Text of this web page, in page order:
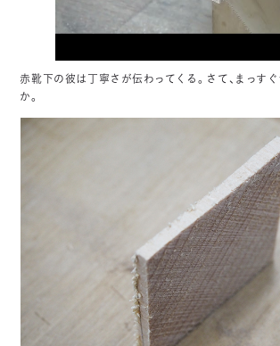
赤靴下の彼は丁寧さが伝わってくる。さて、まっす
か。